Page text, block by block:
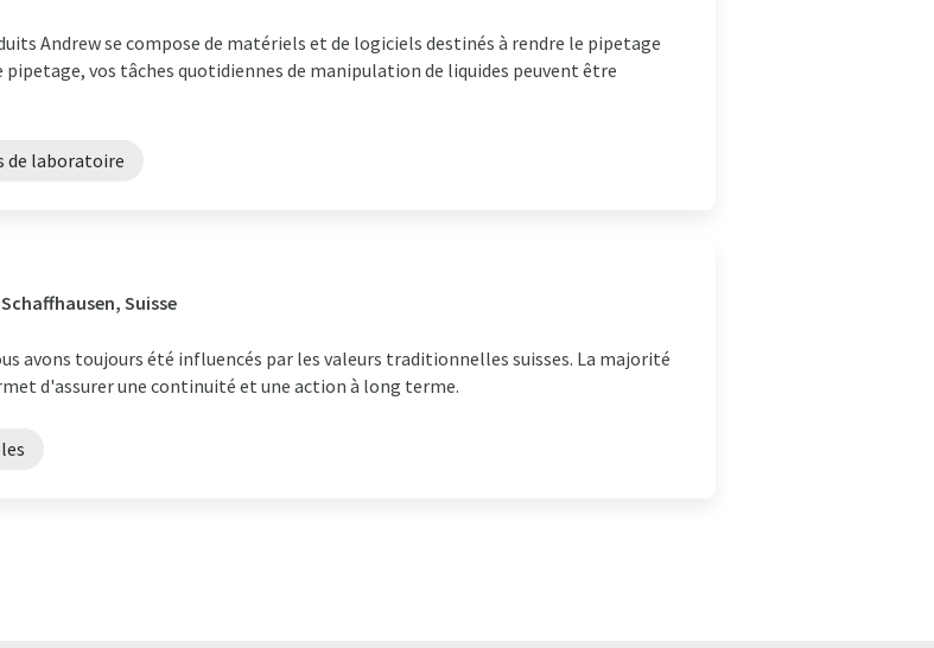
Andrew se compose de matériels et de logiciels destinés à rendre le pipetage
vos tâches quotidiennes de manipulation de liquides peuvent être
de laboratoire
Suisse
avons toujours été influencés par les valeurs traditionnelles suisses. La majorité
d'assurer une continuité et une action à long terme.